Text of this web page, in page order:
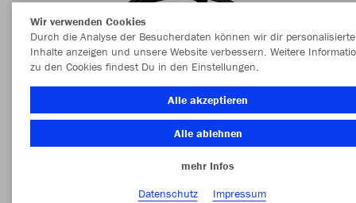
Wir verwenden Cookies
Durch die Analyse der Besucherdaten können wir dir personalisierte
Inhalte anzeigen und unsere Website verbessern. Weitere
zu den Cookies findest Du in den Einstellungen.
Alle akzeptieren
Alle ablehnen
mehr Infos
Datenschutz
Impressum